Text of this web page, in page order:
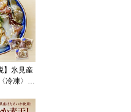
】氷見産
冷凍〉 3
鮮丼 海
単調理